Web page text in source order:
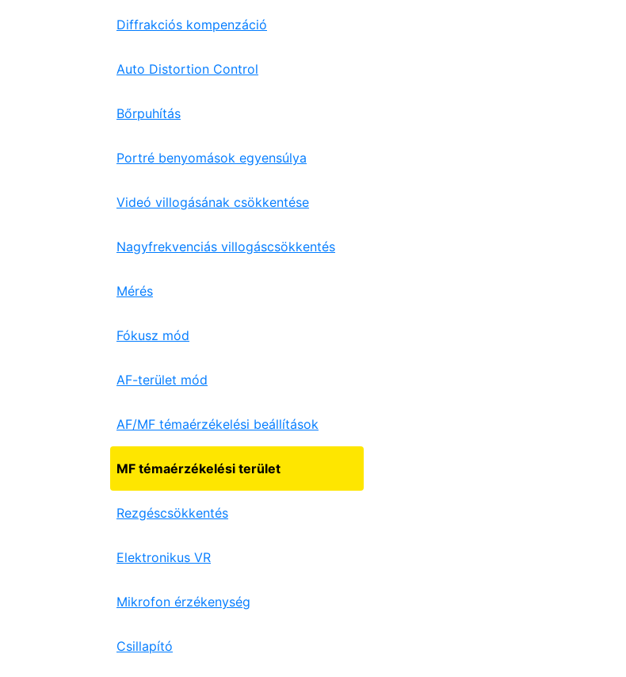
Diffrakciós kompenzáció
Auto Distortion Control
Bőrpuhítás
Portré benyomások egyensúlya
Videó villogásának csökkentése
Nagyfrekvenciás villogáscsökkentés
Mérés
Fókusz mód
AF-terület mód
AF/MF témaérzékelési beállítások
MF témaérzékelési terület
Rezgéscsökkentés
Elektronikus VR
Mikrofon érzékenység
Csillapító